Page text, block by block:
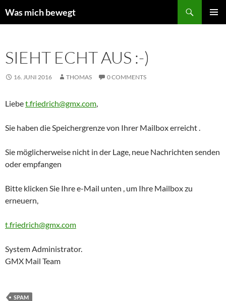
Inhalt
Was mich bewegt
SIEHT ECHT AUS :-)
16. JUNI 2016 THOMAS 0 COMMENTS
Liebet.friedrich@gmx.com,
Sie haben die Speichergrenze von Ihrer Mailbox erreicht .
Sie möglicherweise nicht in der Lage, neue Nachrichten senden
oder empfangen
Bitte klicken Sie Ihre e-Mail unten , um Ihre Mailbox zu
erneuern,
t.friedrich@gmx.com
System Administrator.
GMX Mail Team
SPAM